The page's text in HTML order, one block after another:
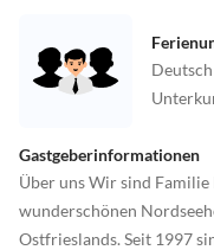
Gastgeberinformationen
Über uns Wir sind
wunderschönen
Ostfrieslands. Seit 1997